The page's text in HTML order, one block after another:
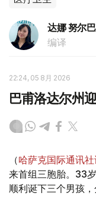
达娜 努尔
编译
22:24, 05 8月 2026
巴甫洛达尔州
（哈萨克国际通讯
来首组三胞胎。33
顺利诞下三个男孩